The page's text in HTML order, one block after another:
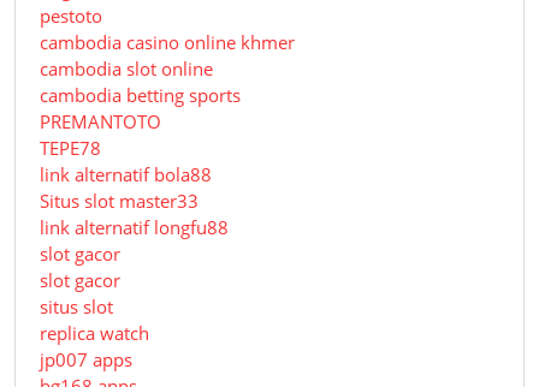
pestoto
cambodia casino online khmer
cambodia slot online
cambodia betting sports
PREMANTOTO
TEPE78
link alternatif bola88
Situs slot master33
link alternatif longfu88
slot gacor
slot gacor
situs slot
replica watch
jp007 apps